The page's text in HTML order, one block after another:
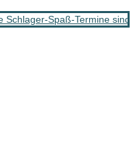
Schlager-Spaß-Termine